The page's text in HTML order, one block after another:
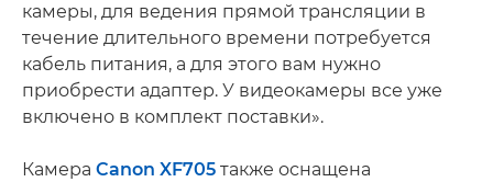
камеры, для ведения прямой трансляции в
течение длительного времени потребуется
кабель питания, а для этого вам нужно
приобрести адаптер. У видеокамеры все уже
включено в комплект поставки».
Камера Canon XF705 также оснащена